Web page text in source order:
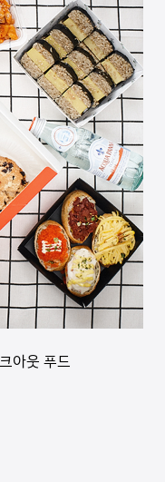
아웃 푸드